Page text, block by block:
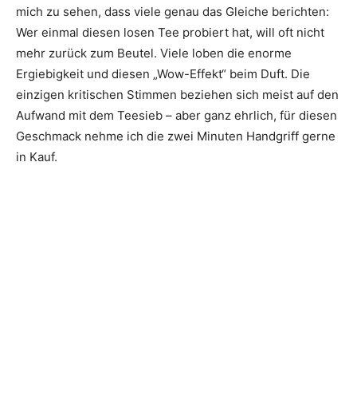
mich zu sehen, dass viele genau das Gleiche berichten:
Wer einmal diesen losen Tee probiert hat, will oft nicht
mehr zurück zum Beutel. Viele loben die enorme
Ergiebigkeit und diesen „Wow-Effekt“ beim Duft. Die
einzigen kritischen Stimmen beziehen sich meist auf den
Aufwand mit dem Teesieb – aber ganz ehrlich, für diesen
Geschmack nehme ich die zwei Minuten Handgriff gerne
in Kauf.